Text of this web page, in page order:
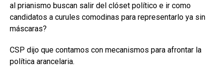
al prianismo buscan salir del clóset político e ir como
candidatos a curules comodinas para representarlo ya sin
máscaras?
CSP dijo que contamos con mecanismos para afrontar la
política arancelaria.